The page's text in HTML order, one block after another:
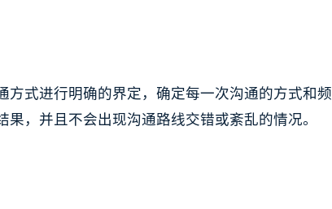
式进行明确的界定，确定每一次沟通的方式和频
，并且不会出现沟通路线交错或紊乱的情况。